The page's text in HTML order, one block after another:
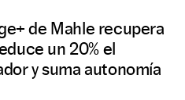
de Mahle recupera
un 20% el
y suma autonomía